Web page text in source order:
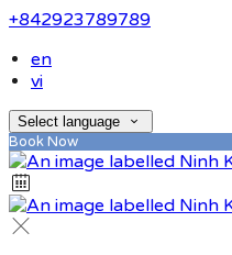
+842923789789
en
vi
Select language
Book Now